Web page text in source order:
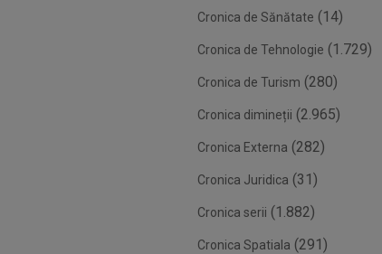
Cronica de Sănătate (14)
Cronica de Tehnologie (1.729)
Cronica de Turism (280)
Cronica dimineții (2.965)
Cronica Externa (282)
Cronica Juridica (31)
Cronica serii (1.882)
Cronica Spatiala (291)